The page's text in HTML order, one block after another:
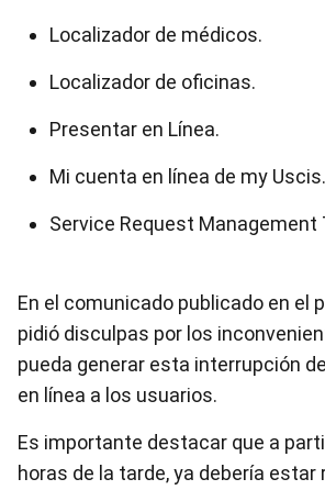
Localizador de médicos.
Localizador de oficinas.
Presentar en Línea.
Mi cuenta en línea de my Uscis.
Service Request Management
En el comunicado publicado en el
pidió disculpas por los
pueda generar esta interrupción
en línea a los usuarios.
Es importante destacar que a
horas de la tarde, ya debería estar